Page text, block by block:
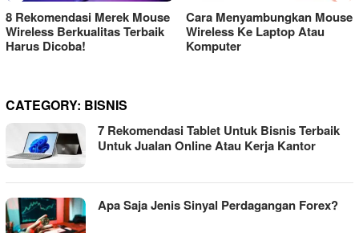
8 Rekomendasi Merek Mouse
Wireless Berkualitas Terbaik
Harus Dicoba!
Cara Menyambungkan Mouse
Wireless Ke Laptop Atau
Komputer
CATEGORY: BISNIS
7 Rekomendasi Tablet Untuk Bisnis Terbaik
Untuk Jualan Online Atau Kerja Kantor
Apa Saja Jenis Sinyal Perdagangan Forex?